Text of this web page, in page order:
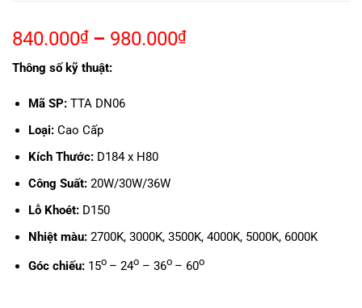
840.000₫– 980.000₫
Thông số kỹ thuật:
Mã SP:TTA DN06
Loại: Cao Cấp
Kích Thước:D184 x H80
Công Suất: 20W/30W/36W
Lỗ Khoét:D150
Nhiệt màu:2700K, 3000K, 3500K, 4000K, 5000K, 6000K
Góc chiếu:15o – 24o– 36o – 60o